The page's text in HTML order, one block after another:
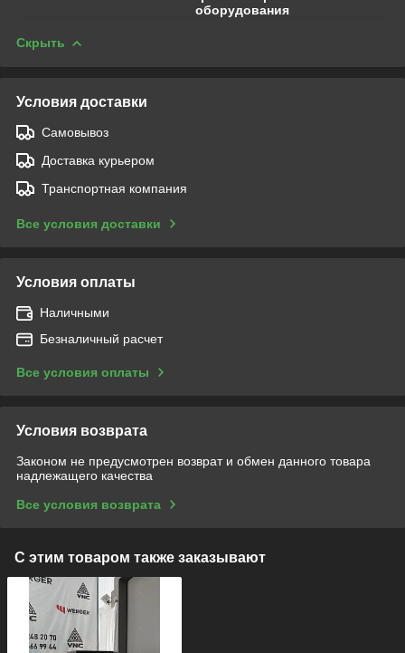
оборудования
Скрыть
Условия доставки
Самовывоз
Доставка курьером
Транспортная компания
Все условия доставки
Условия оплаты
Наличными
Безналичный расчет
Все условия оплаты
Условия возврата
Законом не предусмотрен возврат и обмен данного товара
надлежащего качества
Все условия возврата
С этим товаром также заказывают